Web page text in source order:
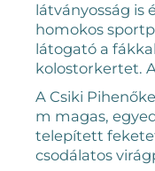
látványosság is
homokos
látogató a
kolostorkertet.
A Csiki
m magas,
telepített
csodálatos